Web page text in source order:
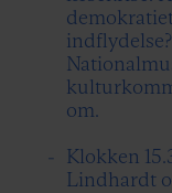
om.
Klokken
Lindhardt